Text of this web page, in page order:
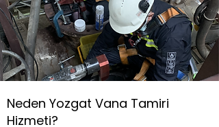
Neden Yozgat Vana Tamiri
Hizmeti?